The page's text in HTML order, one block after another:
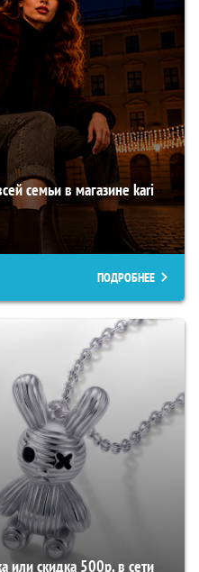
семьи в магазине kari
ПОДРОБНЕЕ
или скидка 500р. в сети